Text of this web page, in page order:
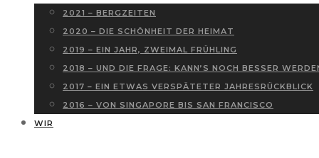
2021 – BERGZEITEN
2020 – DIE SCHÖNHEIT DER HEIMAT
2019 – EIN JAHR, ZWEIMAL FRÜHLING
2018 – UND DIE FRAGE: KANN’S NOCH BESSER
2017 – EIN ETWAS VERSPÄTETER JAHRESRÜCKBLICK
2016 – VON SINGAPORE BIS SAN FRANCISCO
WIR